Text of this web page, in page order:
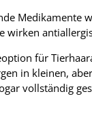
Medikamente
wirken
für
in kleinen,
vollständig